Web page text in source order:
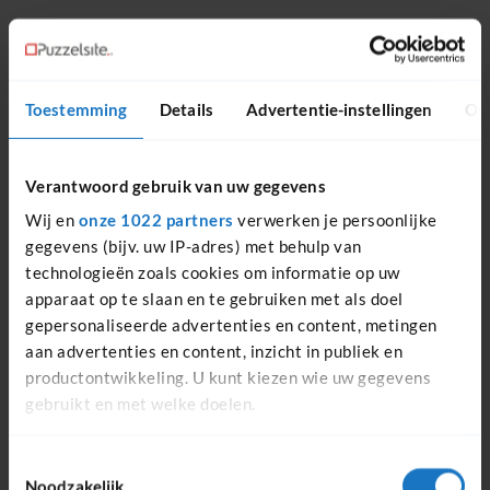
Toestemming Details Advertentie-instellingen
Verantwoord gebruik van uw gegevens
Wij en onze 1022 partners verwerken je persoonlijke
gegevens (bijv. uw IP-adres) met behulp van
technologieën zoals cookies om informatie op uw
apparaat op te slaan en te gebruiken met als doel
gepersonaliseerde advertenties en content, metingen
aan advertenties en content, inzicht in publiek en
productontwikkeling. U kunt kiezen wie uw gegevens
gebruikt en met welke doelen.
Noodzakelijk